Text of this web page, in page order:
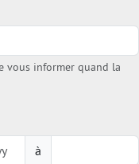
vous informer quand la
à